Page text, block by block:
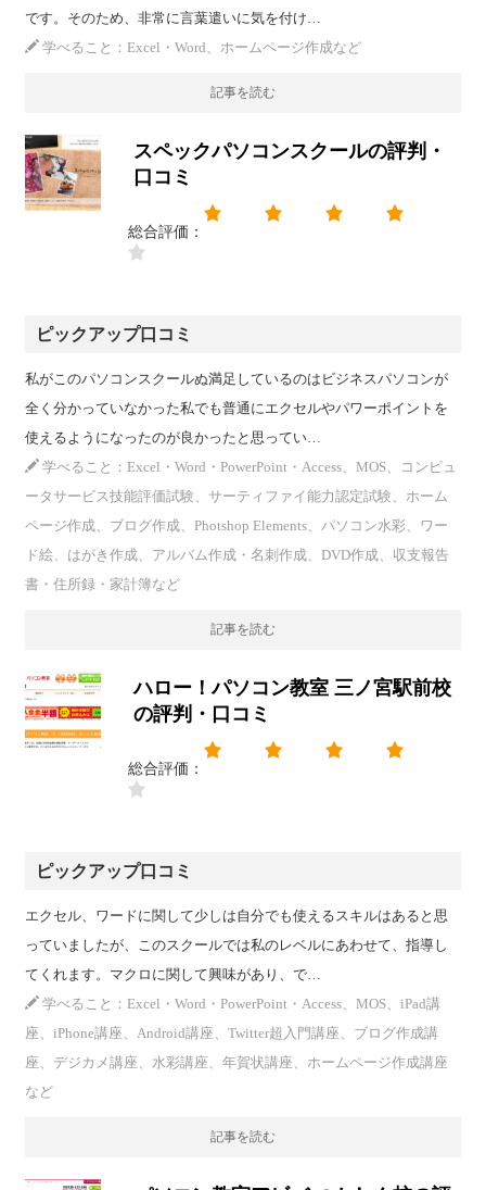
です。そのため、非常に言葉遣いに気を付け…
学べること：Excel・Word、ホームページ作成など
記事を読む
スペックパソコンスクールの評判・
口コミ
総合評価：
ピックアップ口コミ
私がこのパソコンスクールぬ満足しているのはビジネスパソコンが
全く分かっていなかった私でも普通にエクセルやパワーポイントを
使えるようになったのが良かったと思ってい…
学べること：Excel・Word・PowerPoint・Access、MOS、コンピュ
ータサービス技能評価試験、サーティファイ能力認定試験、ホーム
ページ作成、ブログ作成、Photshop Elements、パソコン水彩、ワー
ド絵、はがき作成、アルバム作成・名刺作成、DVD作成、収支報告
書・住所録・家計簿など
記事を読む
ハロー！パソコン教室 三ノ宮駅前校
の評判・口コミ
総合評価：
ピックアップ口コミ
エクセル、ワードに関して少しは自分でも使えるスキルはあると思
っていましたが、このスクールでは私のレベルにあわせて、指導し
てくれます。マクロに関して興味があり、で…
学べること：Excel・Word・PowerPoint・Access、MOS、iPad講
座、iPhone講座、Android講座、Twitter超入門講座、ブログ作成講
座、デジカメ講座、水彩講座、年賀状講座、ホームページ作成講座
など
記事を読む